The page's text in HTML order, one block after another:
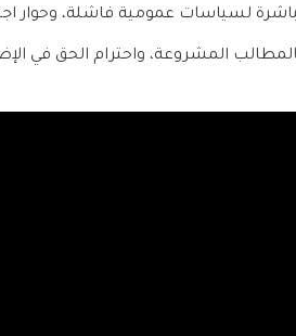
لسياسات عمومية فاشلة، وحوار
المشروعة، واحترام الحق في